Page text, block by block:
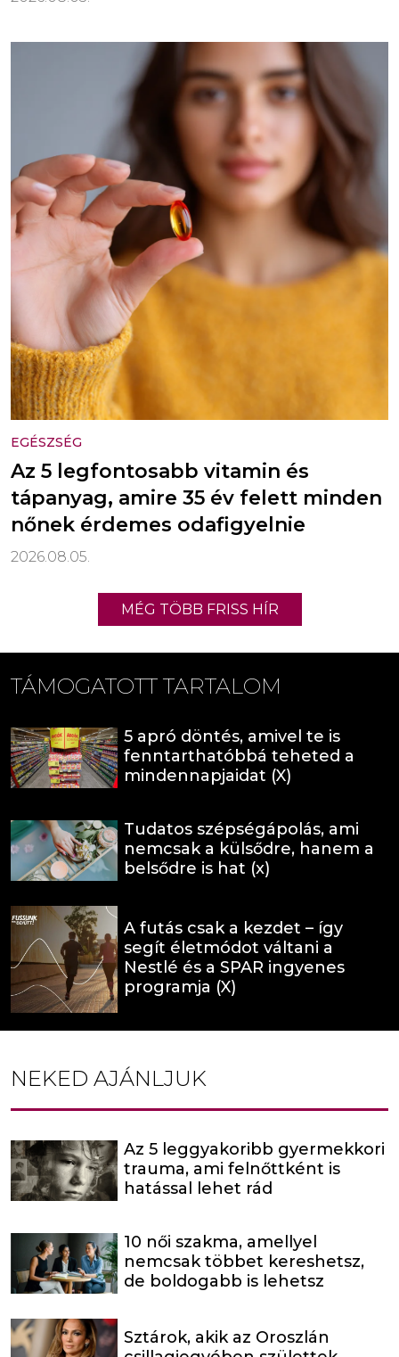
EGÉSZSÉG
Az 5 legfontosabb vitamin és
tápanyag, amire 35 év felett minden
nőnek érdemes odafigyelnie
2026.08.05.
MÉG TÖBB FRISS HÍR
TÁMOGATOTT TARTALOM
5 apró döntés, amivel te is
fenntarthatóbbá teheted a
mindennapjaidat (X)
Tudatos szépségápolás, ami
nemcsak a külsődre, hanem a
belsődre is hat (x)
A futás csak a kezdet – így
segít életmódot váltani a
Nestlé és a SPAR ingyenes
programja (X)
NEKED AJÁNLJUK
Az 5 leggyakoribb gyermekkori
trauma, ami felnőttként is
hatással lehet rád
10 női szakma, amellyel
nemcsak többet kereshetsz,
de boldogabb is lehetsz
Sztárok, akik az Oroszlán